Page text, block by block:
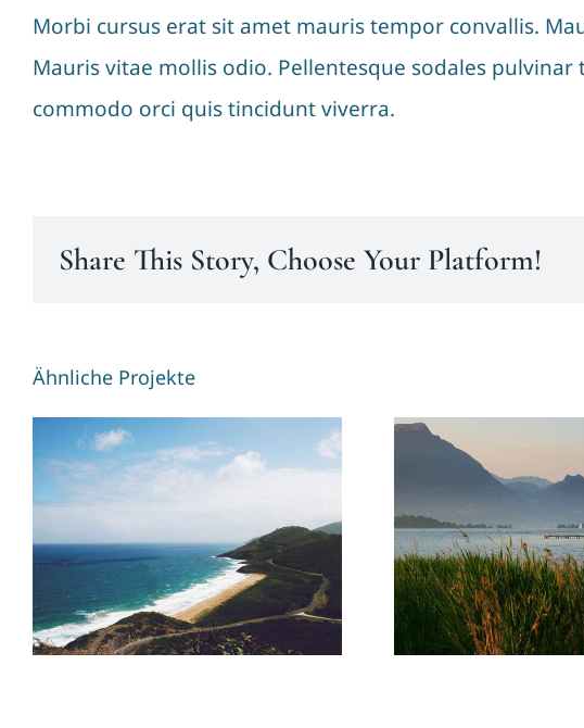
Morbi cursus erat sit amet mauris tempor convallis.
Mauris vitae mollis odio. Pellentesque sodales
commodo orci quis tincidunt viverra.
Share This Story, Choose Your Platform!
Ähnliche Projekte
Australia